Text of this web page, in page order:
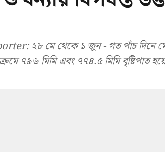
২৮ মে থেকে ১ জুন - গত পাঁচ দিনে
৭৯৬ মিমি এবং ৭৭৪.৫ মিমি বৃষ্টিপাত